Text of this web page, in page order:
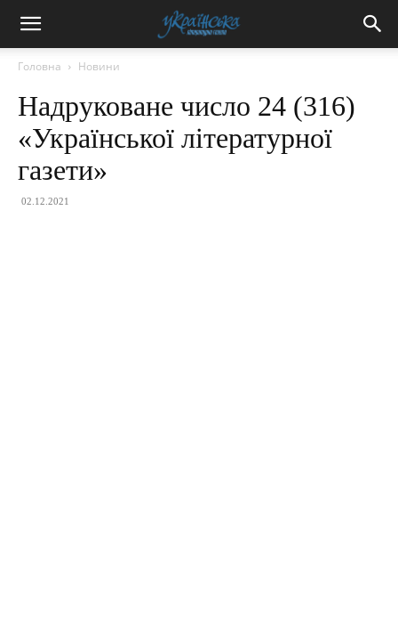
Головна Новини
Надруковане число 24 (316)
«Української літературної
газети»
02.12.2021